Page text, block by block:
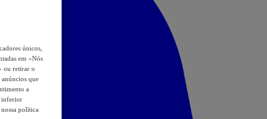
únicos,
em «Nós
ou retirar o
anúncios que
a
inferior
política